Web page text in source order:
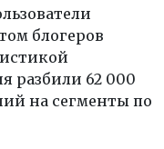
блогеров
разбили 62 000
на сегменты по